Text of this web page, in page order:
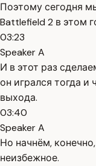
Поэтому сегодня
Battlefield 2 в этом
03:23
Speaker A
И в этот раз
он игрался тогда и
выхода.
03:40
Speaker A
Но начнём,
неизбежное.